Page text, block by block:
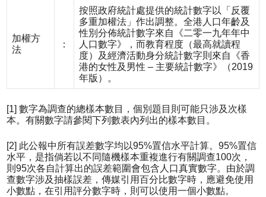
加權方
法
：
按照政府統計處提供的統計數字以「反覆
多重加權法」作出調整。全港人口年齡及
性別分佈統計數字來自《二零一九年年中
人口數字》，而教育程度（最高就讀程
度）及經濟活動身分統計數字則來自《香
港的女性及男性 – 主要統計數字》（2019
年版）。
[1] 數字為調查的總樣本數目，個別題目則可能只涉及次樣
本。有關數字請參閱下列數表內列出的樣本數目。
[2] 此公報中所有誤差數字均以95%置信水平計算。95%置信
水平，是指倘若以不同隨機樣本重複進行有關調查100次，
則95次各自計算出的誤差範圍會包含人口真實數字。由於調
查數字涉及抽樣誤差，傳媒引用百分比數字時，應避免使用
小數點，在引用評分數字時，則可以使用一個小數點。